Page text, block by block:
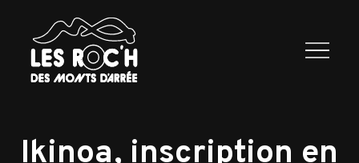
Programme
2026
Exposants
Infos
Contactez
nous
Ikinoa, inscription en